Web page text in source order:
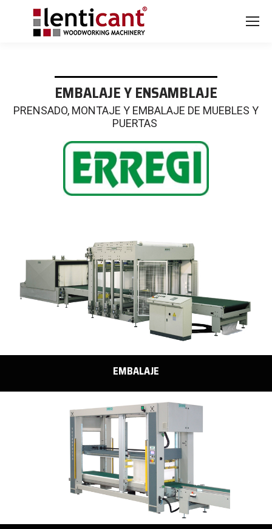
EMBALAJE Y ENSAMBLAJE
PRENSADO, MONTAJE Y EMBALAJE DE MUEBLES Y
PUERTAS
EMBALAJE